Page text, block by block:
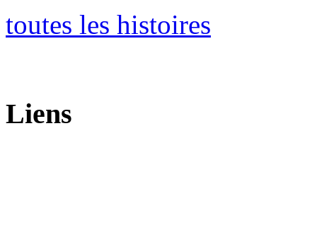
toutes les histoires
Liens